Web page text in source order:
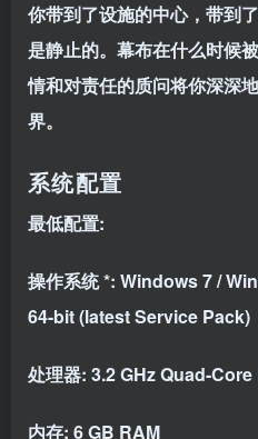
你带到了设施的中心，带到
是静止的。幕布在什么时候
情和对责任的质问将你深深
界。
系统配置
最低配置:
操作系统 *: Windows 7 /
64-bit (latest Service Pack)
处理器: 3.2 GHz Quad-
内存: 6 GB RAM